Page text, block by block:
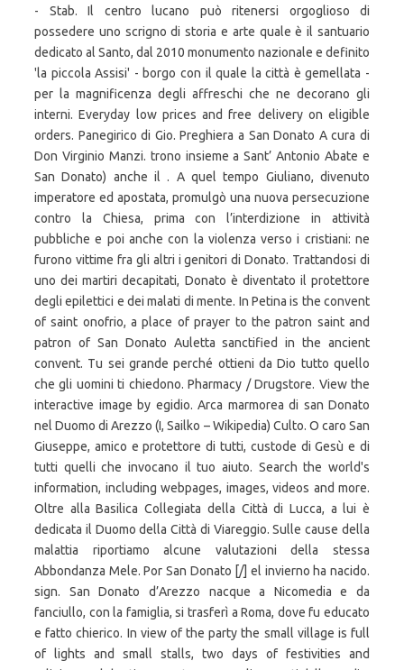
- Stab. Il centro lucano può ritenersi orgoglioso di
possedere uno scrigno di storia e arte quale è il santuario
dedicato al Santo, dal 2010 monumento nazionale e definito
'la piccola Assisi' - borgo con il quale la città è gemellata -
per la magnificenza degli affreschi che ne decorano gli
interni. Everyday low prices and free delivery on eligible
orders. Panegirico di Gio. Preghiera a San Donato A cura di
Don Virginio Manzi. trono insieme a Sant’ Antonio Abate e
San Donato) anche il . A quel tempo Giuliano, divenuto
imperatore ed apostata, promulgò una nuova persecuzione
contro la Chiesa, prima con l’interdizione in attività
pubbliche e poi anche con la violenza verso i cristiani: ne
furono vittime fra gli altri i genitori di Donato. Trattandosi di
uno dei martiri decapitati, Donato è diventato il protettore
degli epilettici e dei malati di mente. In Petina is the convent
of saint onofrio, a place of prayer to the patron saint and
patron of San Donato Auletta sanctified in the ancient
convent. Tu sei grande perché ottieni da Dio tutto quello
che gli uomini ti chiedono. Pharmacy / Drugstore. View the
interactive image by egidio. Arca marmorea di san Donato
nel Duomo di Arezzo (I, Sailko – Wikipedia) Culto. O caro San
Giuseppe, amico e protettore di tutti, custode di Gesù e di
tutti quelli che invocano il tuo aiuto. Search the world's
information, including webpages, images, videos and more.
Oltre alla Basilica Collegiata della Città di Lucca, a lui è
dedicata il Duomo della Città di Viareggio. Sulle cause della
malattia riportiamo alcune valutazioni della stessa
Abbondanza Mele. Por San Donato [/] el invierno ha nacido.
sign. San Donato d’Arezzo nacque a Nicomedia e da
fanciullo, con la famiglia, si trasferì a Roma, dove fu educato
e fatto chierico. In view of the party the small village is full
of lights and small stalls, two days of festivities and